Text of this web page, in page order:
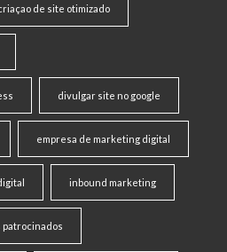
de site otimizado
divulgar site no google
empresa de marketing digital
inbound marketing
patrocinados